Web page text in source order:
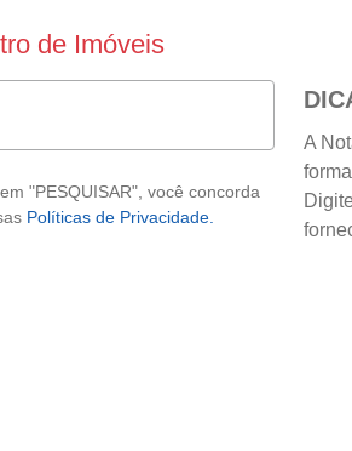
de Imóveis
"PESQUISAR", você concorda
Políticas de Privacidade.
A